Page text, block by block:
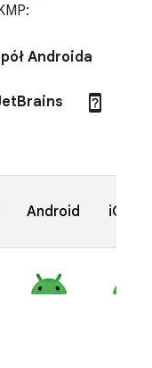
Androida
device_unknown
Android iOS